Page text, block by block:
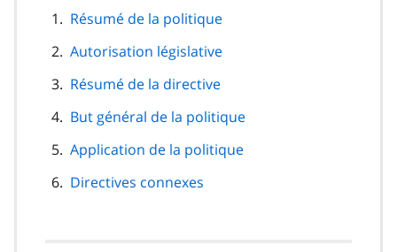
navigation
page
Résumé de la politique
Autorisation législative
Résumé de la directive
But général de la politique
Application de la politique
Directives connexes